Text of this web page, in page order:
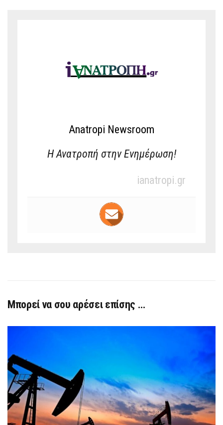
Anatropi Newsroom
Η Ανατροπή στην Ενημέρωση!
ianatropi.gr
Μπορεί να σου αρέσει επίσης …